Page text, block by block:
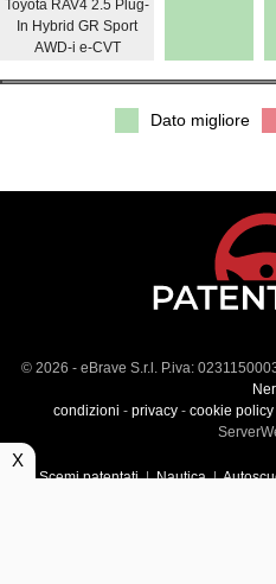
Toyota RAV4 2.5 Plug-
In Hybrid GR Sport
AWD-i e-CVT
Dato migliore
© 2026 - eBrave S.r.l. P.iva:
condizioni - privacy- cookie policy
Scemi patentati|Nautica|
X